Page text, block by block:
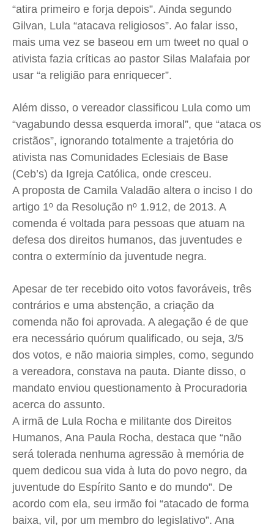
Expediente
Contato
Privacidade
Expediente
Contato
Privacidade
Expediente
Contato
Privacidade
Expediente
Contato
Privacidade
“atira primeiro e forja depois”. Ainda segundo
Gilvan, Lula “atacava religiosos”. Ao falar isso,
mais uma vez se baseou em um tweet no qual o
ativista fazia críticas ao pastor Silas Malafaia por
usar “a religião para enriquecer”.
Além disso, o vereador classificou Lula como um
“vagabundo dessa esquerda imoral”, que “ataca os
cristãos”, ignorando totalmente a trajetória do
ativista nas Comunidades Eclesiais de Base
(Ceb’s) da Igreja Católica, onde cresceu.
A proposta de Camila Valadão altera o inciso I do
artigo 1º da Resolução nº 1.912, de 2013. A
comenda é voltada para pessoas que atuam na
defesa dos direitos humanos, das juventudes e
contra o extermínio da juventude negra.
Apesar de ter recebido oito votos favoráveis, três
contrários e uma abstenção, a criação da
comenda não foi aprovada. A alegação é de que
era necessário quórum qualificado, ou seja, 3/5
dos votos, e não maioria simples, como, segundo
a vereadora, constava na pauta. Diante disso, o
mandato enviou questionamento à Procuradoria
acerca do assunto.
A irmã de Lula Rocha e militante dos Direitos
Humanos, Ana Paula Rocha, destaca que “não
será tolerada nenhuma agressão à memória de
quem dedicou sua vida à luta do povo negro, da
juventude do Espírito Santo e do mundo”. De
acordo com ela, seu irmão foi “atacado de forma
baixa, vil, por um membro do legislativo”. Ana